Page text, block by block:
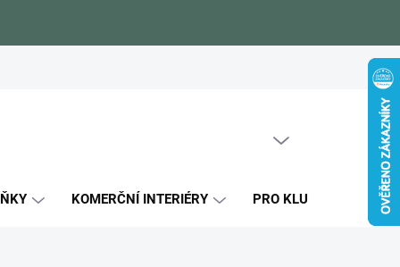
Certifikáty
KOMERČNÍ INTERIÉRY PRO KLUKY